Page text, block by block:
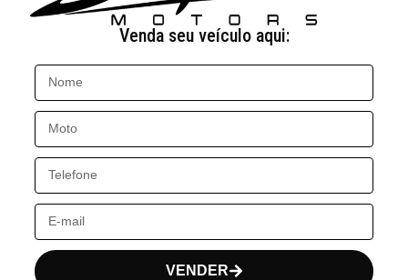
Venda seu veículo aqui:
VENDER